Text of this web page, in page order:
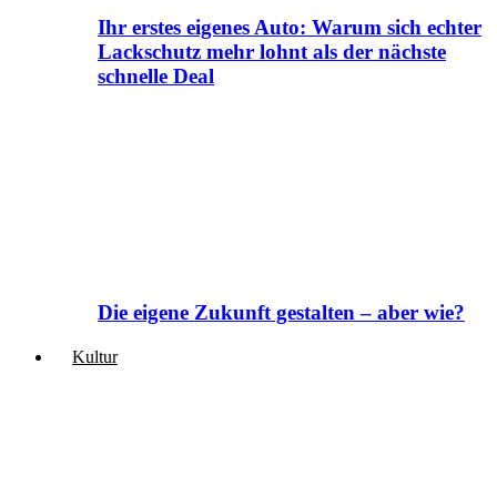
Ihr erstes eigenes Auto: Warum sich echter
Lackschutz mehr lohnt als der nächste
schnelle Deal
Die eigene Zukunft gestalten – aber wie?
Kultur